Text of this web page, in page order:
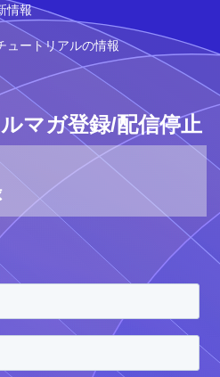
情報
ュートリアルの情報
マガ登録/配信停止